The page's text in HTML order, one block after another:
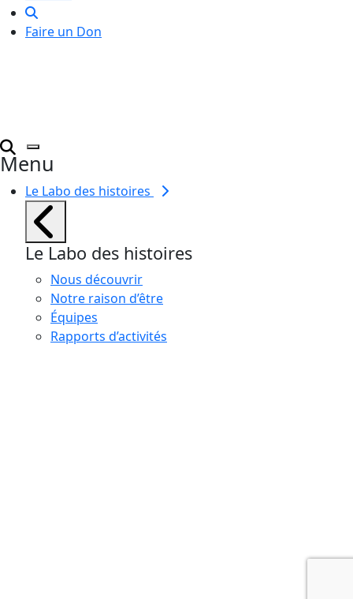
Faire un Don
Menu
Le Labo des histoires
Le Labo des histoires
Nous découvrir
Notre raison d’être
Équipes
Rapports d’activités